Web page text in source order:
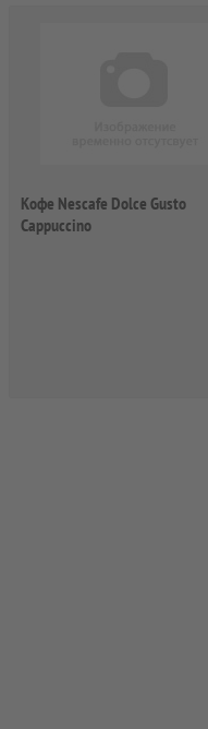
Кофе Nescafe Dolce Gusto
Cappuccino